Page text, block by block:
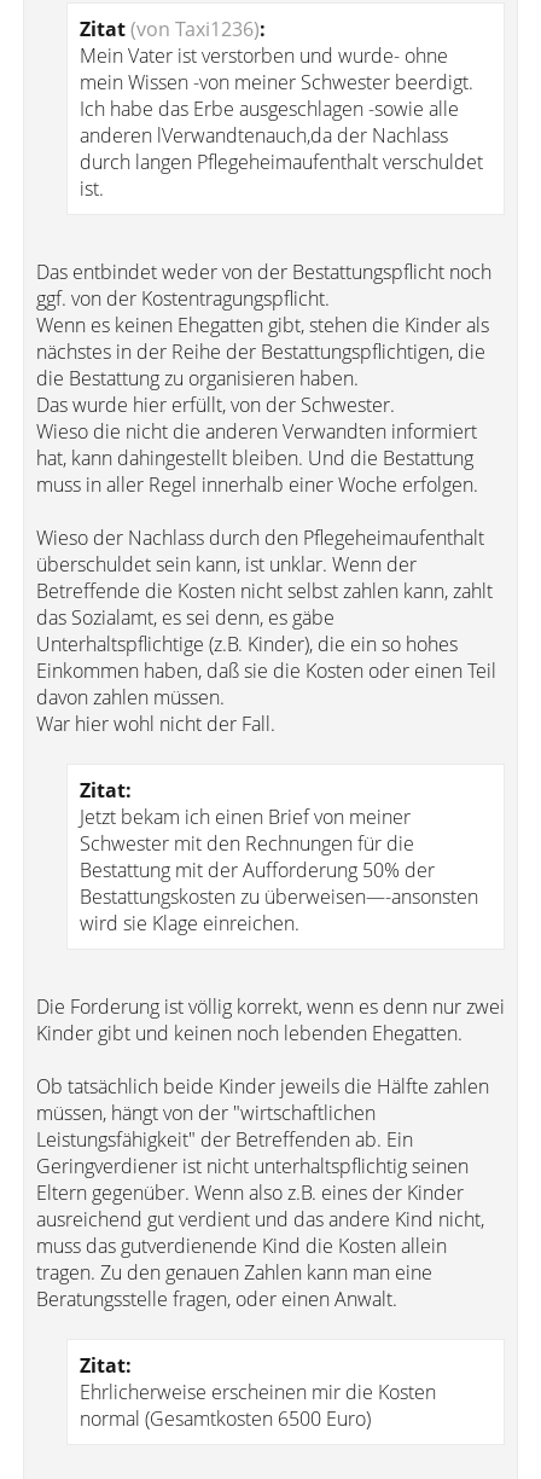
Zitat(von Taxi1236):
Mein Vater ist verstorben und wurde- ohne
mein Wissen -von meiner Schwester beerdigt.
Ich habe das Erbe ausgeschlagen -sowie alle
anderen lVerwandtenauch,da der Nachlass
durch langen Pflegeheimaufenthalt verschuldet
ist.
Das entbindet weder von der Bestattungspflicht noch
ggf. von der Kostentragungspflicht.
Wenn es keinen Ehegatten gibt, stehen die Kinder als
nächstes in der Reihe der Bestattungspflichtigen, die
die Bestattung zu organisieren haben.
Das wurde hier erfüllt, von der Schwester.
Wieso die nicht die anderen Verwandten informiert
hat, kann dahingestellt bleiben. Und die Bestattung
muss in aller Regel innerhalb einer Woche erfolgen.
Wieso der Nachlass durch den Pflegeheimaufenthalt
überschuldet sein kann, ist unklar. Wenn der
Betreffende die Kosten nicht selbst zahlen kann, zahlt
das Sozialamt, es sei denn, es gäbe
Unterhaltspflichtige (z.B. Kinder), die ein so hohes
Einkommen haben, daß sie die Kosten oder einen Teil
davon zahlen müssen.
War hier wohl nicht der Fall.
Zitat:
Jetzt bekam ich einen Brief von meiner
Schwester mit den Rechnungen für die
Bestattung mit der Aufforderung 50% der
Bestattungskosten zu überweisen—-ansonsten
wird sie Klage einreichen.
Die Forderung ist völlig korrekt, wenn es denn nur zwei
Kinder gibt und keinen noch lebenden Ehegatten.
Ob tatsächlich beide Kinder jeweils die Hälfte zahlen
müssen, hängt von der "wirtschaftlichen
Leistungsfähigkeit" der Betreffenden ab. Ein
Geringverdiener ist nicht unterhaltspflichtig seinen
Eltern gegenüber. Wenn also z.B. eines der Kinder
ausreichend gut verdient und das andere Kind nicht,
muss das gutverdienende Kind die Kosten allein
tragen. Zu den genauen Zahlen kann man eine
Beratungsstelle fragen, oder einen Anwalt.
Zitat:
Ehrlicherweise erscheinen mir die Kosten
normal (Gesamtkosten 6500 Euro)